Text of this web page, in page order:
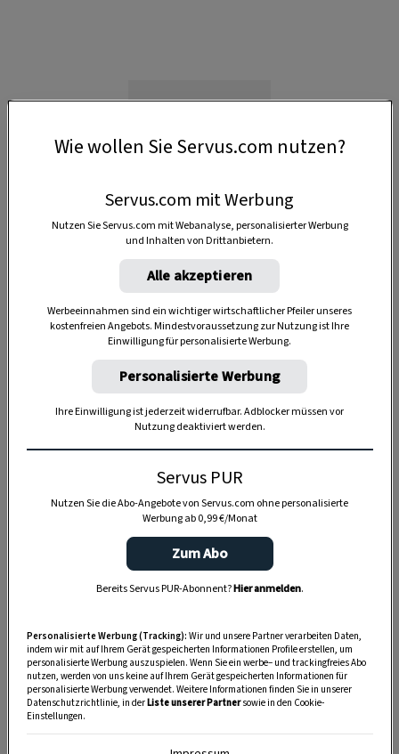
Anzeige
SPEICHERN DRUCKEN
Wie wollen Sie Servus.com nutzen?
Servus.com mit Werbung
Nutzen Sie Servus.com mit Webanalyse, personalisierter Werbung
und Inhalten von Drittanbietern.
Alle akzeptieren
Werbeeinnahmen sind ein wichtiger wirtschaftlicher Pfeiler unseres
kostenfreien Angebots. Mindestvoraussetzung zur Nutzung ist Ihre
Einwilligung für personalisierte Werbung.
Personalisierte Werbung
Ihre Einwilligung ist jederzeit widerrufbar. Adblocker müssen vor
Nutzung deaktiviert werden.
Servus PUR
Nutzen Sie die Abo-Angebote von Servus.com ohne personalisierte
Werbung ab 0,99 €/Monat
Zum Abo
Bereits Servus PUR-Abonnent?Hier anmelden.
Personalisierte Werbung (Tracking): Wir und unsere Partner verarbeiten Daten,
indem wir mit auf Ihrem Gerät gespeicherten Informationen Profile erstellen, um
personalisierte Werbung auszuspielen. Wenn Sie ein werbe– und trackingfreies Abo
nutzen, werden von uns keine auf Ihrem Gerät gespeicherten Informationen für
personalisierte Werbung verwendet. Weitere Informationen finden Sie in unserer
Datenschutzrichtlinie, in derListe unserer Partnersowie in den Cookie-
Einstellungen.